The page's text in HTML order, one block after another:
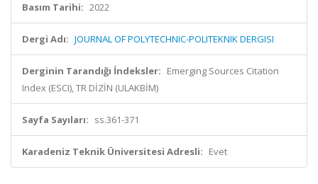
Basım Tarihi: 2022
Dergi Adı: JOURNAL OF POLYTECHNIC-POLITEKNIK DERGISI
Derginin Tarandığı İndeksler: Emerging Sources Citation
Index (ESCI), TR DİZİN (ULAKBİM)
Sayfa Sayıları: ss.361-371
Karadeniz Teknik Üniversitesi Adresli: Evet